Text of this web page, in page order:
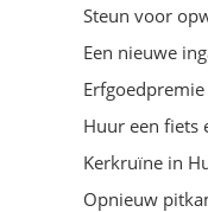
Steun voor
Een nieuwe
Huur een fiets
Kerkruïne in
Opnieuw